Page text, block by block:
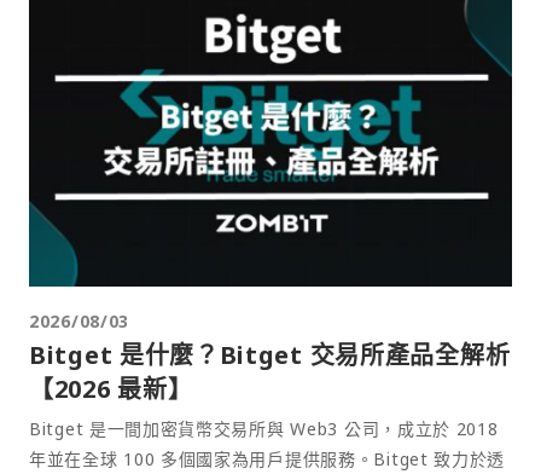
2026/08/03
Bitget 是什麼？Bitget 交易所產品全解析
【2026 最新】
Bitget 是一間加密貨幣交易所與 Web3 公司，成立於 2018
年並在全球 100 多個國家為用戶提供服務。Bitget 致力於透